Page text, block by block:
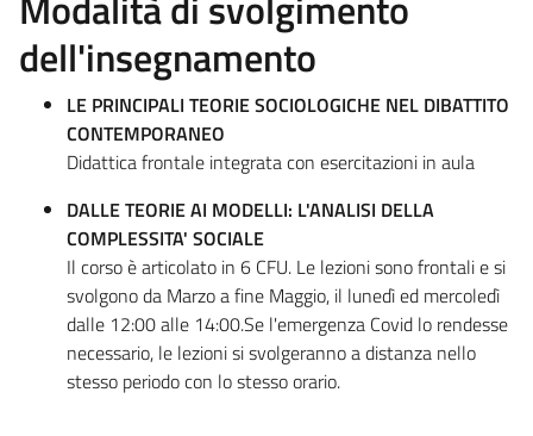
dell'insegnamento
LE PRINCIPALI TEORIE SOCIOLOGICHE NEL DIBATTITO
CONTEMPORANEO
Didattica frontale integrata con esercitazioni in aula
DALLE TEORIE AI MODELLI: L'ANALISI DELLA
COMPLESSITA' SOCIALE
Il corso è articolato in 6 CFU. Le lezioni sono frontali e si
svolgono da Marzo a fine Maggio, il lunedì ed mercoledì
dalle 12:00 alle 14:00.Se l'emergenza Covid lo rendesse
necessario, le lezioni si svolgeranno a distanza nello
stesso periodo con lo stesso orario.